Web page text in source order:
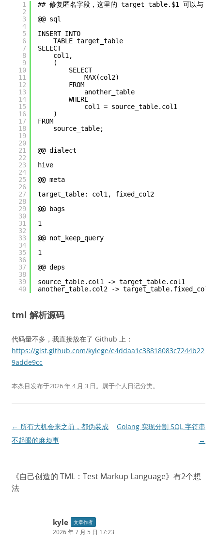
1
2
3
4
5
6
7
8
9
10
11
12
13
14
15
16
17
18
19
20
21
22
23
24
25
26
27
28
29
30
31
32
33
34
35
36
37
38
39
40
## 修复匿名字段，这里的 target_table.$1 可以与
@@ sql
INSERT INTO
TABLE target_table
SELECT
col1,
(
SELECT
MAX(col2)
FROM
another_table
WHERE
col1 = source_table.col1
)
FROM
source_table;
@@ dialect
hive
@@ meta
target_table: col1, fixed_col2
@@ bags
1
@@ not_keep_query
1
@@ deps
source_table.col1 -> target_table.col1
another_table.col2 -> target_table.fixed_col2
tml 解析源码
代码量不多，我直接放在了 Github 上：
https://gist.github.com/kylege/e4ddaa1c38818083c7244b22
9adde9cc
本条目发布于2026 年 4 月 3 日。属于个人日记分类。
文
章
← 所有大机会来之前，都伪装成
不起眼的麻烦事
Golang 实现分割 SQL 字符串
→
《自己创造的 TML：Test Markup Language》有2个想
法
kyle 文章作者
2026 年 7 月 5 日 17:23